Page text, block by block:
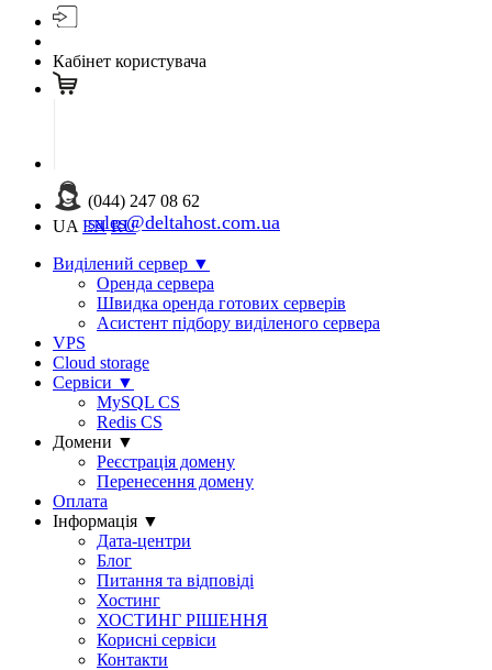
Кабінет користувача
(044) 247 08 62
sales@deltahost.com.ua
UA EN RU
Виділений сервер ▼
Оренда сервера
Швидка оренда готових серверів
Асистент підбору виділеного сервера
VPS
Cloud storage
Сервіси ▼
MySQL CS
Redis CS
Домени ▼
Реєстрація домену
Перенесення домену
Оплата
Інформація ▼
Дата-центри
Блог
Питання та відповіді
Хостинг
ХОСТИНГ РІШЕННЯ
Корисні сервіси
Контакти